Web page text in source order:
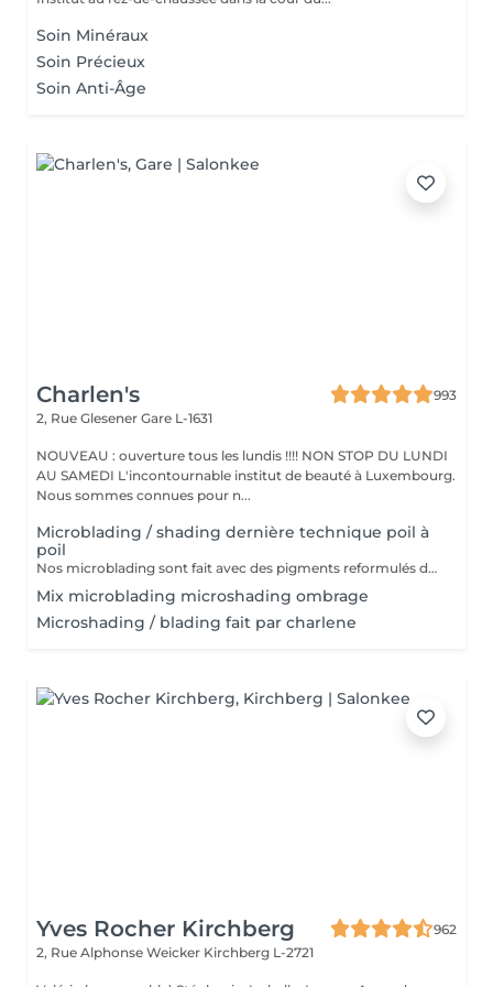
Soin Minéraux
Soin Précieux
Soin Anti-Âge
Charlen's
993
2, Rue Glesener Gare L-1631
NOUVEAU : ouverture tous les lundis !!!! NON STOP DU LUNDI
AU SAMEDI L'incontournable institut de beauté à Luxembourg.
Nous sommes connues pour n...
Microblading / shading dernière technique poil à
poil
Nos microblading sont fait avec des pigments reformulés depuis la loi du 4 janvier 2022 faites nous confiance nous travaillons avec les meilleures marques sur le marché ne vous inquiétez pas pour la couleur et technique on regardera ensemble sur place :) l'épilation au fil est incluse
Mix microblading microshading ombrage
Microshading / blading fait par charlene
Yves Rocher Kirchberg
962
2, Rue Alphonse Weicker Kirchberg L-2721